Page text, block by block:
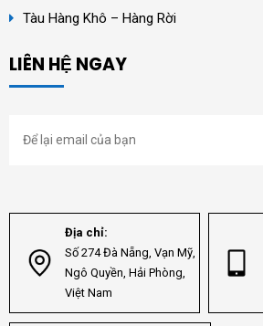
Tàu Hàng Khô – Hàng Rời
LIÊN HỆ NGAY
Địa chỉ:
Số 274 Đà Nẵng, Vạn Mỹ,
Ngô Quyền, Hải Phòng,
Việt Nam